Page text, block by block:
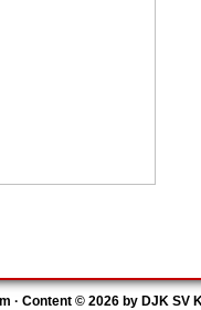
· Content © 2026 by DJK SV